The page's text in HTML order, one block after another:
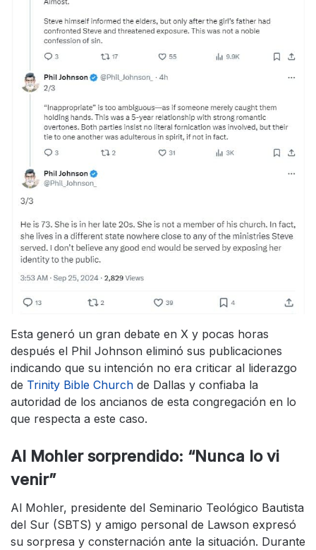
Esta generó un gran debate en X y pocas horas
después el Phil Johnson eliminó sus publicaciones
indicando que su intención no era criticar al liderazgo
de Trinity Bible Church de Dallas y confiaba la
autoridad de los ancianos de esta congregación en lo
que respecta a este caso.
Al Mohler sorprendido: “Nunca lo vi
venir”
Al Mohler, presidente del Seminario Teológico Bautista
del Sur (SBTS) y amigo personal de Lawson expresó
su sorpresa y consternación ante la situación. Durante